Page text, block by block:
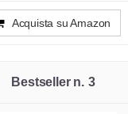
Acquista su Amazon
3